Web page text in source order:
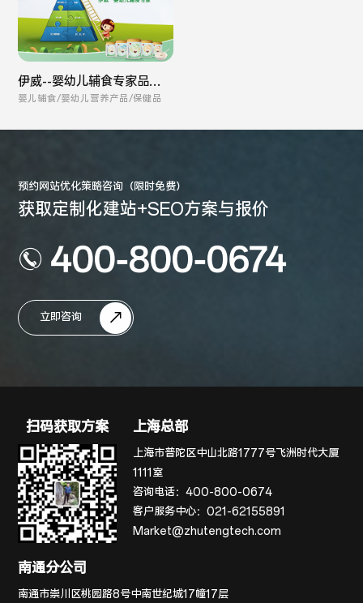
伊威--婴幼儿辅食专家品牌
全案
婴儿辅食/婴幼儿营养产品/保健品
预约网站优化策略咨询（限时免费）
获取定制化建站+SEO方案与报价
400-800-0674
立即咨询
扫码获取方案 上海总部
上海市普陀区中山北路1777号飞洲时代大厦
1111室
咨询电话：400-800-0674
客户服务中心：021-62155891
Market@zhutengtech.com
南通分公司
南通市崇川区桃园路8号中南世纪城17幢17层